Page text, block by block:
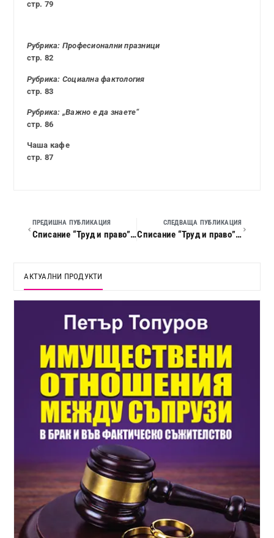
стр. 79
Рубрика: Професионални празници
стр. 82
Рубрика: Социална фактология
стр. 83
Рубрика: „Важно е да знаете“
стр. 86
Чаша кафе
стр. 87
ПРЕДИШНА ПУБЛИКАЦИЯ
Списание “Труд и право”, 2025 г., кн. 04
СЛЕДВАЩА ПУБЛИКАЦИЯ
Списание “Труд и право”, 2025 г., кн. 06
АКТУАЛНИ ПРОДУКТИ